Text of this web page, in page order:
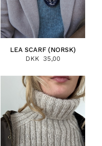
LEA SCARF (NORSK)
DKK 35,00